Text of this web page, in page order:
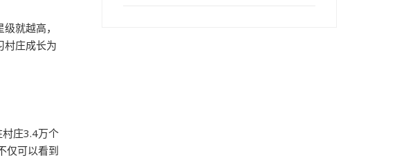
就越高，
村庄成长为
庄3.4万个
仅可以看到